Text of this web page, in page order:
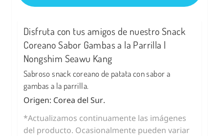
Disfruta con tus amigos de nuestro Snack
Coreano Sabor Gambas a la Parrilla |
Nongshim Seawu Kang
Sabroso snack coreano de patata con sabor a
gambas a la parrilla.
Origen: Corea del Sur.
*Actualizamos continuamente las imágenes
del producto. Ocasionalmente pueden variar